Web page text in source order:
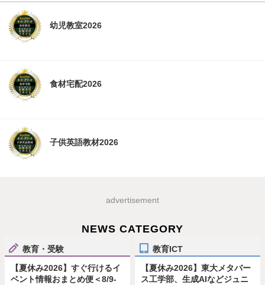
幼児教室2026
食材宅配2026
子供英語教材2026
advertisement
NEWS CATEGORY
教育・受験
【夏休み2026】すぐ行けるイ
ベント情報おまとめ便＜8/9-
教育ICT
【夏休み2026】東大メタバー
ス工学部、生成AIなどジュニ